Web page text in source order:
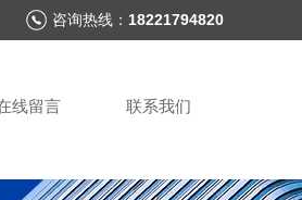
咨询热线： 18221794820
线留言 联系我们